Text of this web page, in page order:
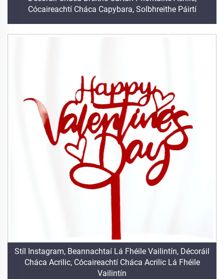
Cócaireachtí Cháca Capybara, Solbhreithe Páirtí
Stíl Instagram, Beannachtaí Lá Fhéile Vailintín, Décoráil
Cháca Acrilic, Cócaireachtí Cháca Acrilic Lá Fhéile
Vailintín